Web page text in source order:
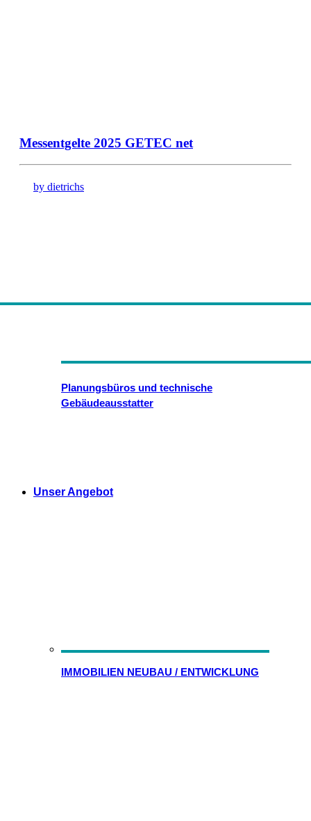
Planungsbüros und technische
Gebäudeausstatter
Unser Angebot
IMMOBILIEN NEUBAU / ENTWICKLUNG
Messentgelte 2025 GETEC net
by dietrichs